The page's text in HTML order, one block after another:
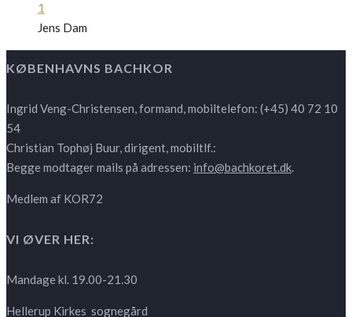
1
Jens Dam
KØBENHAVNS BACHKOR
Ingrid Veng-Christensen, formand, mobiltelefon: (+45) 40 72 10
54
Christian Tophøj Buur, dirigent, mobiltlf.:
Begge modtager mails på adressen: info@bachkoret.dk.
Medlem af KOR72
VI ØVER HER:
Mandage kl. 19.00-21.30
Hellerup Kirkes sognegård